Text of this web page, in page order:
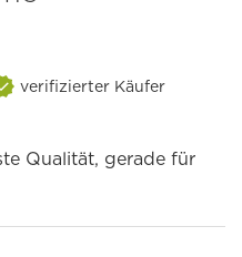
verifizierter Käufer
Qualität, gerade für